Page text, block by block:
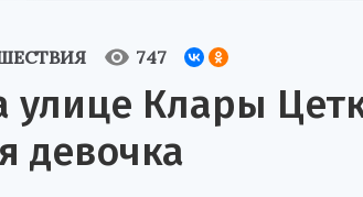
747
улице Клары
девочка